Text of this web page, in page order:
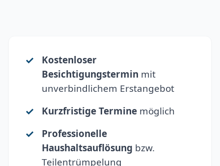
Kostenloser
Besichtigungstermin mit
unverbindlichem Erstangebot
Kurzfristige Terminemöglich
Professionelle
Haushaltsauflösung bzw.
Teilentrümpelung